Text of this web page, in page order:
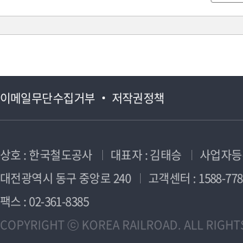
이메일무단수집거부 저작권정책
상호 : 한국철도공사 대표자 : 김태승 사업자
대전광역시 동구 중앙로 240
고객센터 : 1588-
팩스 : 02-361-8385
COPYRIGHT ⓒ KOREA RAILROAD. ALL